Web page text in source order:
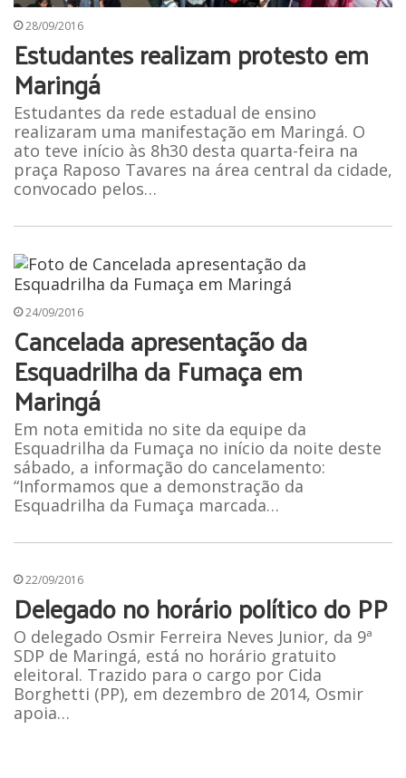
28/09/2016
Estudantes realizam protesto em
Maringá
Estudantes da rede estadual de ensino
realizaram uma manifestação em Maringá. O
ato teve início às 8h30 desta quarta-feira na
praça Raposo Tavares na área central da cidade,
convocado pelos…
24/09/2016
Cancelada apresentação da
Esquadrilha da Fumaça em
Maringá
Em nota emitida no site da equipe da
Esquadrilha da Fumaça no início da noite deste
sábado, a informação do cancelamento:
“Informamos que a demonstração da
Esquadrilha da Fumaça marcada…
22/09/2016
Delegado no horário político do PP
O delegado Osmir Ferreira Neves Junior, da 9ª
SDP de Maringá, está no horário gratuito
eleitoral. Trazido para o cargo por Cida
Borghetti (PP), em dezembro de 2014, Osmir
apoia…